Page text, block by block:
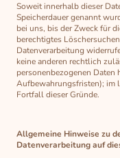
Soweit innerhalb dieser
Speicherdauer genannt
bei uns, bis der Zweck für
berechtigtes
Datenverarbeitung
keine anderen rechtlich
personenbezogenen Daten
Aufbewahrungsfristen); im
Fortfall dieser Gründe.
Allgemeine Hinweise zu
Datenverarbeitung auf